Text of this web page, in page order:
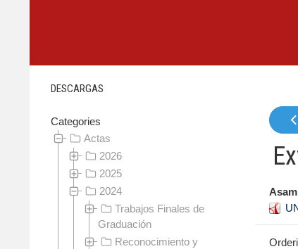
DESCARGAS
Categories
Actas
2026
2025
2024
Trabajos Finales de
Graduación
Reconocimiento y